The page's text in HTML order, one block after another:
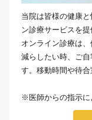
当院は皆様の健康
ン診療サービスを提
オンライン診療は
減らしたい時、ご
す。移動時間や待合
※医師からの指示に